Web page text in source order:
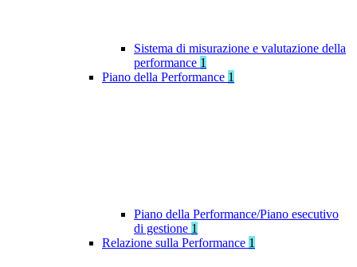
Sistema di misurazione e valutazione della
performance 1
Piano della Performance 1
Piano della Performance/Piano esecutivo
di gestione 1
Relazione sulla Performance 1